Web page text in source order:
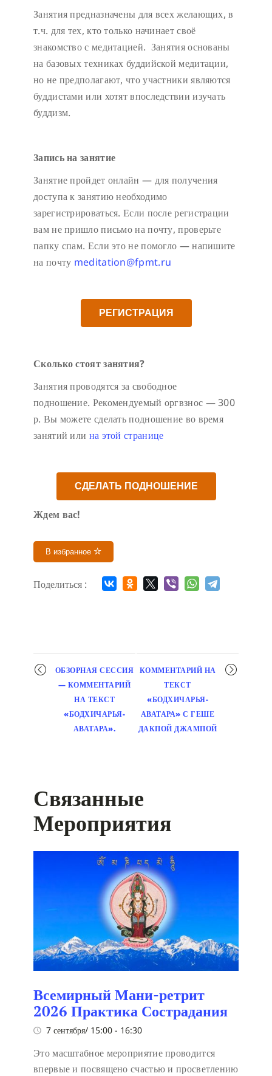
Занятия предназначены для всех желающих, в
т.ч. для тех, кто только начинает своё
знакомство с медитацией. Занятия основаны
на базовых техниках буддийской медитации,
но не предполагают, что участники являются
буддистами или хотят впоследствии изучать
буддизм.
Запись на занятие
Занятие пройдет онлайн — для получения
доступа к занятию необходимо
зарегистрироваться. Если после регистрации
вам не пришло письмо на почту, проверьте
папку спам. Если это не помогло — напишите
на почту meditation@fpmt.ru
РЕГИСТРАЦИЯ
Сколько стоят занятия?
Занятия проводятся за свободное
подношение. Рекомендуемый оргвзнос — 300
р. Вы можете сделать подношение во время
занятий или на этой странице
СДЕЛАТЬ ПОДНОШЕНИЕ
Ждем вас!
В избранное
Поделиться :
Мероприятие
навигация
ОБЗОРНАЯ СЕССИЯ
— КОММЕНТАРИЙ
НА ТЕКСТ
«БОДХИЧАРЬЯ-
АВАТАРА».
КОММЕНТАРИЙ НА
ТЕКСТ
«БОДХИЧАРЬЯ-
АВАТАРА» С ГЕШЕ
ДАКПОЙ ДЖАМПОЙ
Связанные
Мероприятия
Всемирный Мани-ретрит
2026 Практика Сострадания
7 сентября/ 15:00 - 16:30
Это масштабное мероприятие проводится
впервые и посвящено счастью и просветлению